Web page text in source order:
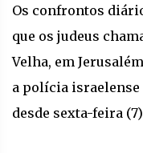
Os confrontos
que os judeus
Velha, em
a polícia
desde sexta-feira